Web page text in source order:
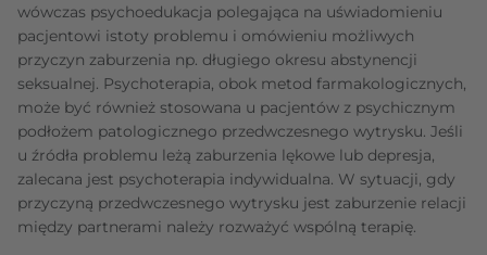
wówczas psychoedukacja polegająca na uświadomieniu
pacjentowi istoty problemu i omówieniu możliwych
przyczyn zaburzenia np. długiego okresu abstynencji
seksualnej. Psychoterapia, obok metod farmakologicznych,
może być również stosowana u pacjentów z psychicznym
podłożem patologicznego przedwczesnego wytrysku. Jeśli
u źródła problemu leżą zaburzenia lękowe lub depresja,
zalecana jest psychoterapia indywidualna. W sytuacji, gdy
przyczyną przedwczesnego wytrysku jest zaburzenie relacji
między partnerami należy rozważyć wspólną terapię.